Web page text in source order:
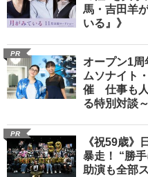
馬・吉田羊
いる』》
PR
オープン1
ムソナイト
催 仕事も人
る特別対談～
PR
《祝59歳》
暴走！ “勝
助演も全部